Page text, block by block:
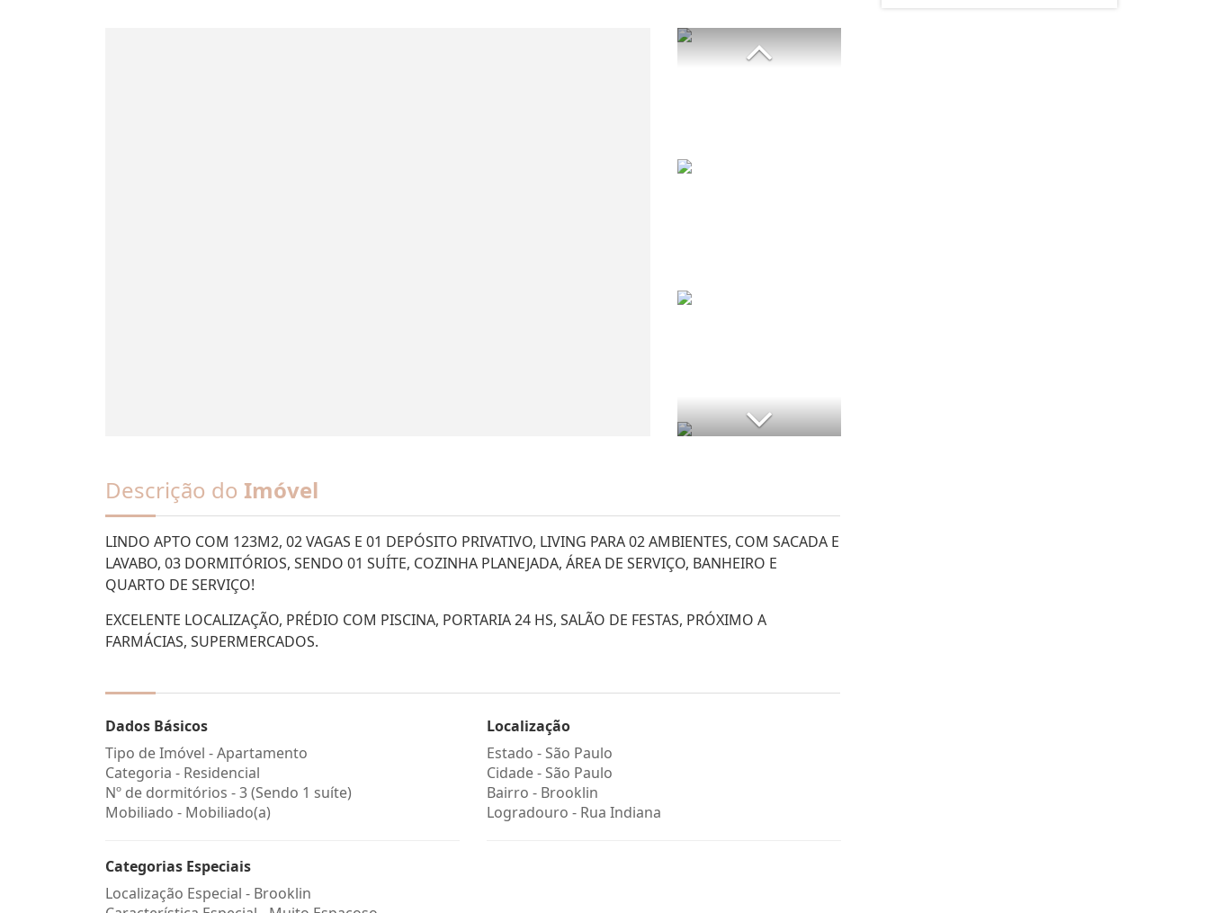
Descrição do Imóvel
LINDO APTO COM 123M2, 02 VAGAS E 01 DEPÓSITO PRIVATIVO, LIVING PARA 02 AMBIENTES, COM SACADA E
LAVABO, 03 DORMITÓRIOS, SENDO 01 SUÍTE, COZINHA PLANEJADA, ÁREA DE SERVIÇO, BANHEIRO E
QUARTO DE SERVIÇO!
EXCELENTE LOCALIZAÇÃO, PRÉDIO COM PISCINA, PORTARIA 24 HS, SALÃO DE FESTAS, PRÓXIMO A
FARMÁCIAS, SUPERMERCADOS.
Dados Básicos
Tipo de Imóvel - Apartamento
Categoria - Residencial
Nº de dormitórios - 3 (Sendo 1 suíte)
Mobiliado - Mobiliado(a)
Categorias Especiais
Localização Especial - Brooklin
Localização
Estado -São Paulo
Cidade -São Paulo
Bairro - Brooklin
Logradouro - Rua Indiana